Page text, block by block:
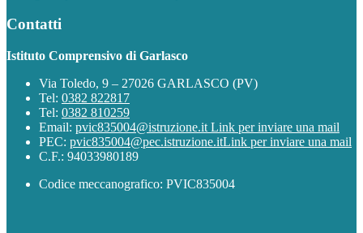
Contatti
Istituto Comprensivo di Garlasco
Via Toledo, 9 – 27026 GARLASCO (PV)
Tel: 0382 822817
Tel: 0382 810259
Email: pvic835004@istruzione.it Link per inviare una mail
PEC: pvic835004@pec.istruzione.itLink per inviare una mail
C.F.: 94033980189
Codice meccanografico: PVIC835004